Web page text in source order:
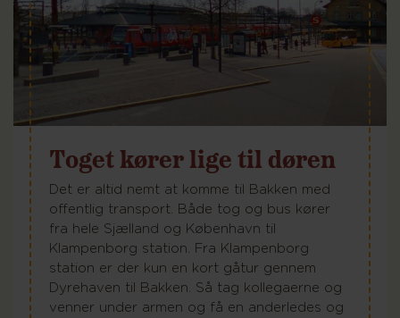
Toget kører lige til døren
Det er altid nemt at komme til Bakken med
offentlig transport. Både tog og bus kører
fra hele Sjælland og København til
Klampenborg station. Fra Klampenborg
station er der kun en kort gåtur gennem
Dyrehaven til Bakken. Så tag kollegaerne og
venner under armen og få en anderledes og